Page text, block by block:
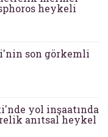
heykeli
son görkemli
yol inşaatında
anıtsal heykel